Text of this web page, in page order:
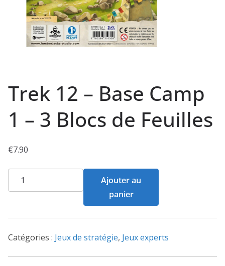
Trek 12 – Base Camp
1 – 3 Blocs de Feuilles
€7.90
quantité
de
12
Base
Camp
Ajouter au
panier
Catégories : Jeux de stratégie, Jeux experts